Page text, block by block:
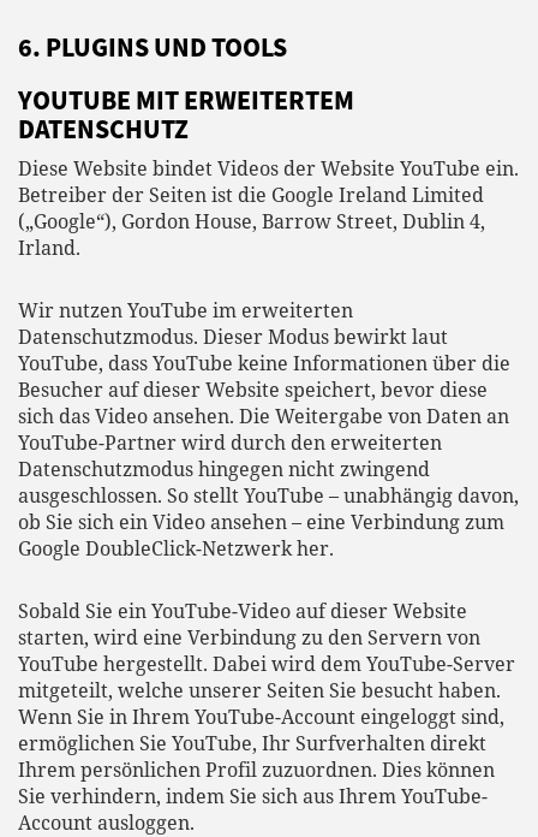
6. PLUGINS UND TOOLS
YOUTUBE MIT ERWEITERTEM
DATENSCHUTZ
Diese Website bindet Videos der Website YouTube ein.
Betreiber der Seiten ist die Google Ireland Limited
(„Google“), Gordon House, Barrow Street, Dublin 4,
Irland.
Wir nutzen YouTube im erweiterten
Datenschutzmodus. Dieser Modus bewirkt laut
YouTube, dass YouTube keine Informationen über die
Besucher auf dieser Website speichert, bevor diese
sich das Video ansehen. Die Weitergabe von Daten an
YouTube-Partner wird durch den erweiterten
Datenschutzmodus hingegen nicht zwingend
ausgeschlossen. So stellt YouTube – unabhängig davon,
ob Sie sich ein Video ansehen – eine Verbindung zum
Google DoubleClick-Netzwerk her.
Sobald Sie ein YouTube-Video auf dieser Website
starten, wird eine Verbindung zu den Servern von
YouTube hergestellt. Dabei wird dem YouTube-Server
mitgeteilt, welche unserer Seiten Sie besucht haben.
Wenn Sie in Ihrem YouTube-Account eingeloggt sind,
ermöglichen Sie YouTube, Ihr Surfverhalten direkt
Ihrem persönlichen Profil zuzuordnen. Dies können
Sie verhindern, indem Sie sich aus Ihrem YouTube-
Account ausloggen.